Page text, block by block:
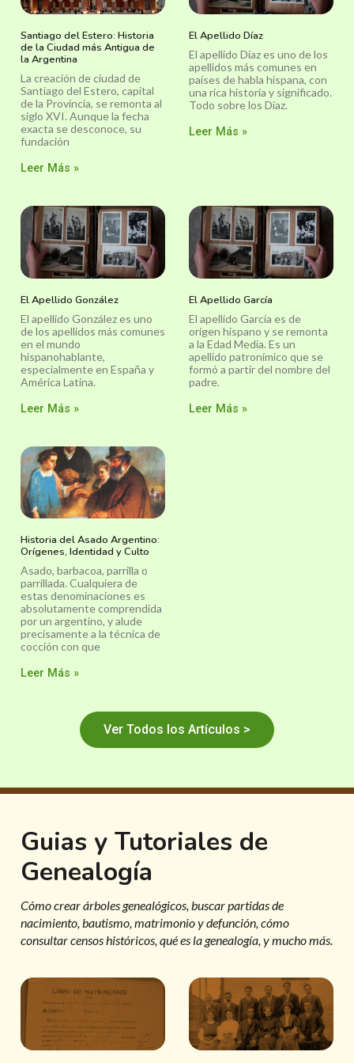
Santiago del Estero: Historia
de la Ciudad más Antigua de
la Argentina
La creación de ciudad de
Santiago del Estero, capital
de la Provincia, se remonta al
siglo XVI. Aunque la fecha
exacta se desconoce, su
fundación
Leer Más »
El Apellido Díaz
El apellido Díaz es uno de los
apellidos más comunes en
países de habla hispana, con
una rica historia y significado.
Todo sobre los Díaz.
Leer Más »
El Apellido González
El apellido González es uno
de los apellidos más comunes
en el mundo
hispanohablante,
especialmente en España y
América Latina.
Leer Más »
El Apellido García
El apellido García es de
origen hispano y se remonta
a la Edad Media. Es un
apellido patronímico que se
formó a partir del nombre del
padre.
Leer Más »
Historia del Asado Argentino:
Orígenes, Identidad y Culto
Asado, barbacoa, parrilla o
parrillada. Cualquiera de
estas denominaciones es
absolutamente comprendida
por un argentino, y alude
precisamente a la técnica de
cocción con que
Leer Más »
Ver Todos los Artículos >
Guias y Tutoriales de
Genealogía
Cómo crear árboles genealógicos, buscar partidas de
nacimiento, bautismo, matrimonio y defunción, cómo
consultar censos históricos, qué es la genealogía, y mucho más.